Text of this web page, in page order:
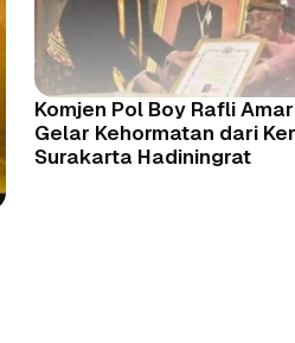
Komjen Pol Boy Rafli
Gelar Kehormatan dari
Surakarta Hadiningrat